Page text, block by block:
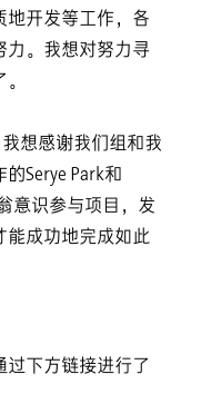
地开发等工作，各
力。我想对努力寻
我想感谢我们组和我
Serye Park和
意识参与项目，发
能成功地完成如此
过下方链接进行了